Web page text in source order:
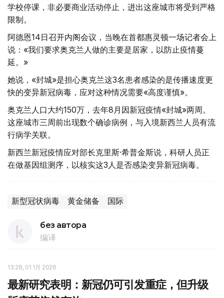
学校停课，非必要商业活动停止，进出这座城市将受到严格
限制。
阿德恩14日召开内阁会议，当晚在首都惠灵顿一场记者会上
说：«我们要求奥克兰人做的主要是居家，以防止疫情蔓
延。»
她说，«封城»是担心奥克兰这3名患者感染的是传播速度更
快的变异新冠病毒，应对这种情况需要«高度谨慎»。
奥克兰人口大约150万，去年8月因新冠疫情«封城»两周。
这座城市三周前出现数个确诊病例，与入境新西兰人员有流
行病学关联。
新西兰新冠疫情应对部长克里斯·希普金斯说，科研人员正
在做基因组测序，以核实这3人是否感染变异新冠病毒。
新型冠状病毒 黄金储备 国际
без автора
编译
13:28, 01 1月 2026
最新研究表明：新冠仍可引发重症，但升级